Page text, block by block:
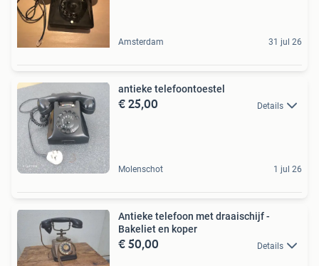
Amsterdam 31 jul 26
antieke telefoontoestel
€ 25,00 Details
Molenschot 1 jul 26
Antieke telefoon met draaischijf -
Bakeliet en koper
€ 50,00 Details